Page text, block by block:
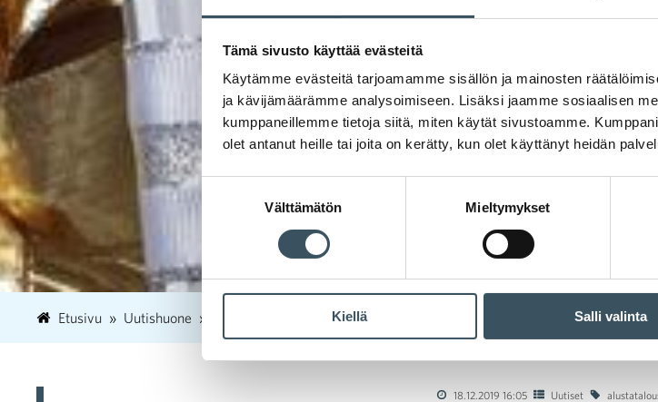
Tämä sivusto käyttää evästeitä
Käytämme evästeitä tarjoamamme sisällön ja mainosten
ja kävijämäärämme analysoimiseen. Lisäksi jaamme sosiaalisen
kumppaneillemme tietoja siitä, miten käytät sivustoamme.
olet antanut heille tai joita on kerätty, kun olet käyttänyt heidän
Välttämätön Mieltymykset
Kiellä Salli valinta
Etusivu Uutishuone 18 Pohjoismaiset kaupan alan liitot:
18.12.2019 16:05 Uutiset